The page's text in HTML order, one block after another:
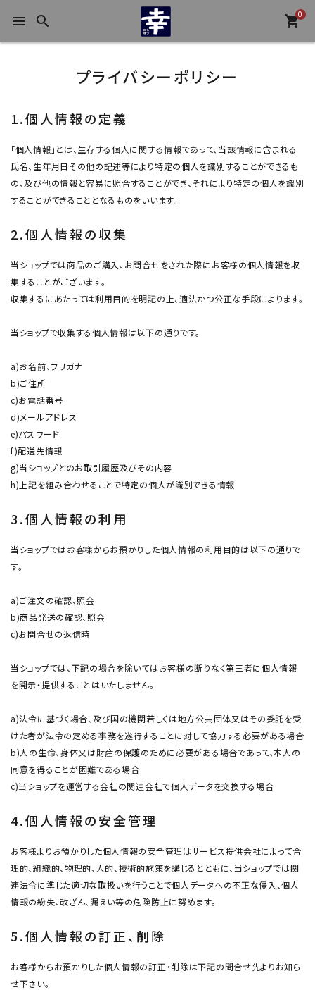
menu search 0
shopping_cart
プライバシーポリシー
1.個人情報の定義
「個人情報」とは、生存する個人に関する情報であって、当該情報に含まれる
氏名、生年月日その他の記述等により特定の個人を識別することができるも
の、及び他の情報と容易に照合することができ、それにより特定の個人を識別
することができることとなるものをいいます。
2.個人情報の収集
当ショップでは商品のご購入、お問合せをされた際にお客様の個人情報を収
集することがございます。
収集するにあたっては利用目的を明記の上、適法かつ公正な手段によります。
当ショップで収集する個人情報は以下の通りです。
a)お名前、フリガナ
b)ご住所
c)お電話番号
d)メールアドレス
e)パスワード
f)配送先情報
g)当ショップとのお取引履歴及びその内容
h)上記を組み合わせることで特定の個人が識別できる情報
3.個人情報の利用
当ショップではお客様からお預かりした個人情報の利用目的は以下の通りで
す。
a)ご注文の確認、照会
b)商品発送の確認、照会
c)お問合せの返信時
当ショップでは、下記の場合を除いてはお客様の断りなく第三者に個人情報
を開示・提供することはいたしません。
a)法令に基づく場合、及び国の機関若しくは地方公共団体又はその委託を受
けた者が法令の定める事務を遂行することに対して協力する必要がある場合
b)人の生命、身体又は財産の保護のために必要がある場合であって、本人の
同意を得ることが困難である場合
c)当ショップを運営する会社の関連会社で個人データを交換する場合
4.個人情報の安全管理
お客様よりお預かりした個人情報の安全管理はサービス提供会社によって合
理的、組織的、物理的、人的、技術的施策を講じるとともに、当ショップでは関
連法令に準じた適切な取扱いを行うことで個人データへの不正な侵入、個人
情報の紛失、改ざん、漏えい等の危険防止に努めます。
5.個人情報の訂正、削除
お客様からお預かりした個人情報の訂正・削除は下記の問合せ先よりお知ら
せ下さい。